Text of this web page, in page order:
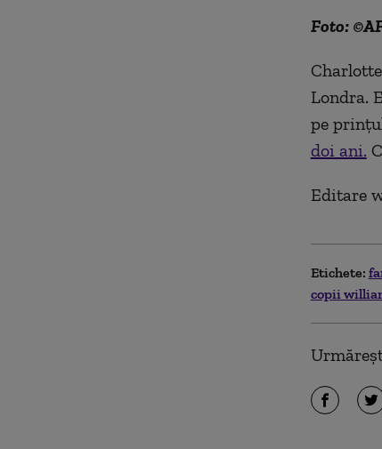
Foto:
Londra.
pe
doi ani.
Editare
Etichete:
copii